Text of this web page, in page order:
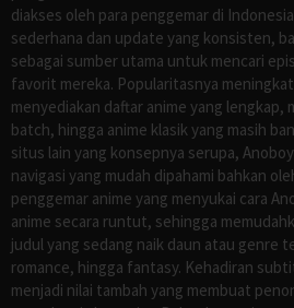
diakses oleh para penggemar di
sederhana dan update yang konsisten,
sebagai sumber utama untuk mencari
favorit mereka. Popularitasnya
menyediakan daftar anime yang lengkap,
batch, hingga anime klasik yang masih
situs lain yang konsepnya serupa,
navigasi yang mudah dipahami bahkan
penggemar anime yang menyukai cara
anime secara runtut, sehingga
judul yang sedang naik daun atau genre
romance, hingga fantasy. Kehadiran
menjadi nilai tambah yang membuat